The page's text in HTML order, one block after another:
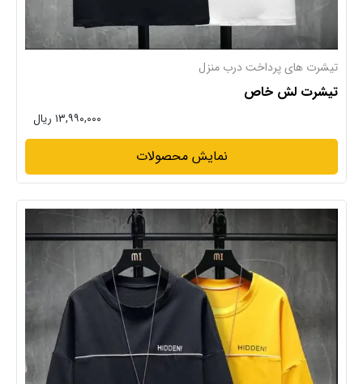
تیشرت های پرداخت درب منزل
تیشرت لش خاص
۱۳,۹۹۰,۰۰۰ ریال
نمایش محصولات